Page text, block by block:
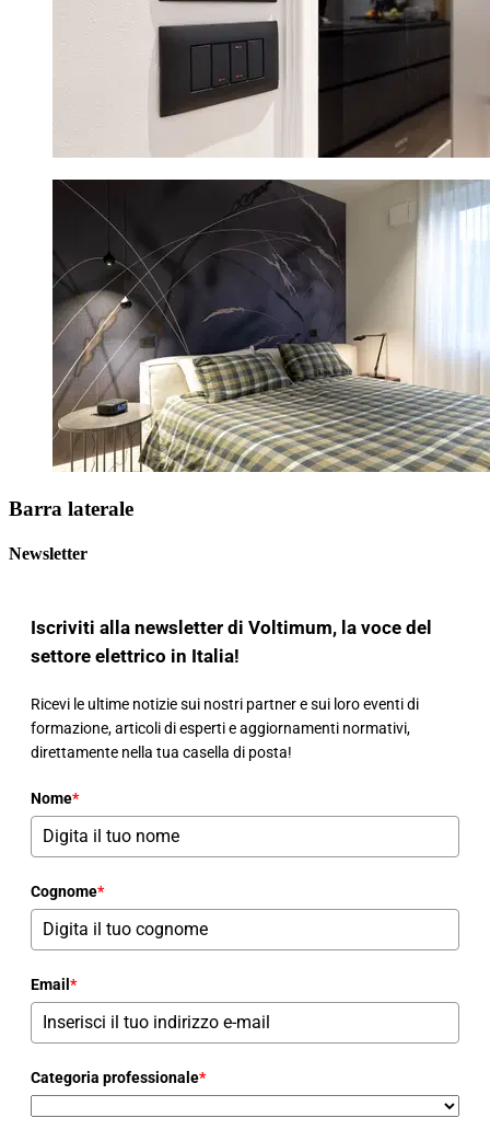
Barra laterale
Newsletter
Iscriviti alla newsletter di Voltimum, la voce del
settore elettrico in Italia!
Ricevi le ultime notizie sui nostri partner e sui loro eventi di
formazione, articoli di esperti e aggiornamenti normativi,
direttamente nella tua casella di posta!
Nome*
Cognome*
Email *
Categoria professionale*